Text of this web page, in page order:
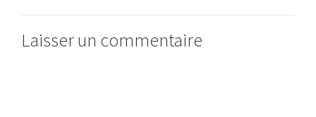
Laisser un commentaire